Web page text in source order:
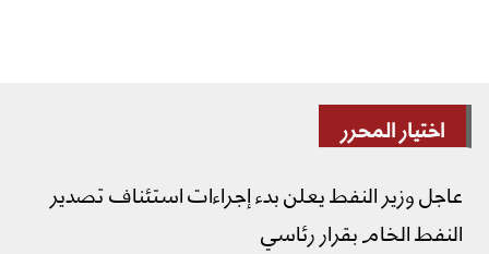
اختيار المحرر
عاجل وزير النفط يعلن بدء إجراءات استئناف تصدير
النفط الخام بقرار رئاسي